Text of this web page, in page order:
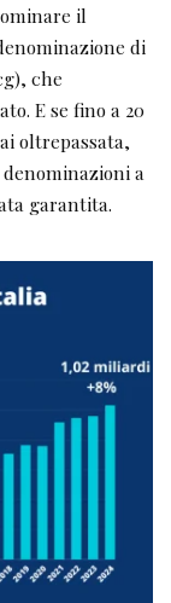
il
di
che
E se fino a 20
oltrepassata,
a
garantita.